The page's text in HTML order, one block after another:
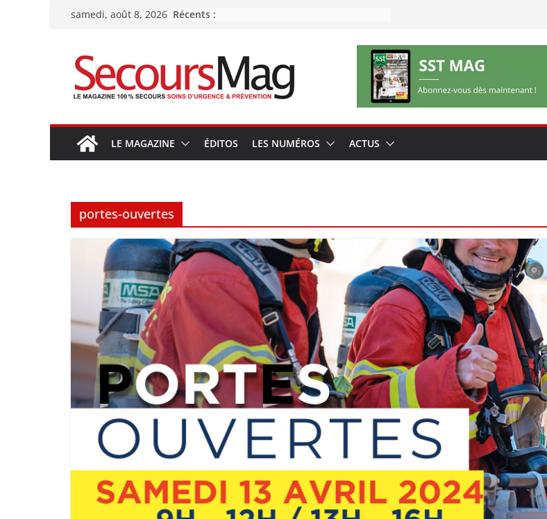
Passersamedi, août 8, 2026 Récents :
LE MAGAZINE ÉDITOS LES NUMÉROS ACTUS
portes-ouvertes